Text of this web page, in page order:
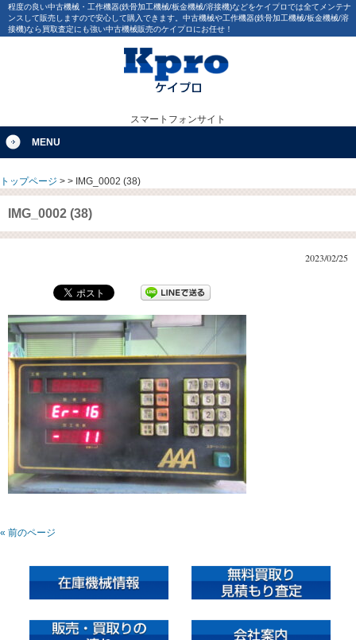
程度の良い中古機械・工作機器(鉄骨加工機械/板金機械/溶接機)などをケイプロでは全てメンテナ
ンスして販売しますので安心して購入できます。中古機械や工作機器(鉄骨加工機械/板金機械/溶
接機)なら買取査定にも強い中古機械販売のケイプロにお任せ！
スマートフォンサイト
MENU
トップページ > > IMG_0002 (38)
IMG_0002 (38)
2023/02/25
« 前のページ